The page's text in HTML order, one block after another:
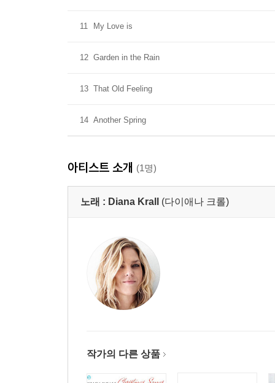
11 My Love is
12 Garden in the Rain
13 That Old Feeling
14 Another Spring
아티스트 소개 (1명)
노래 : Diana Krall (다이애나 크롤)
작가의 다른 상품